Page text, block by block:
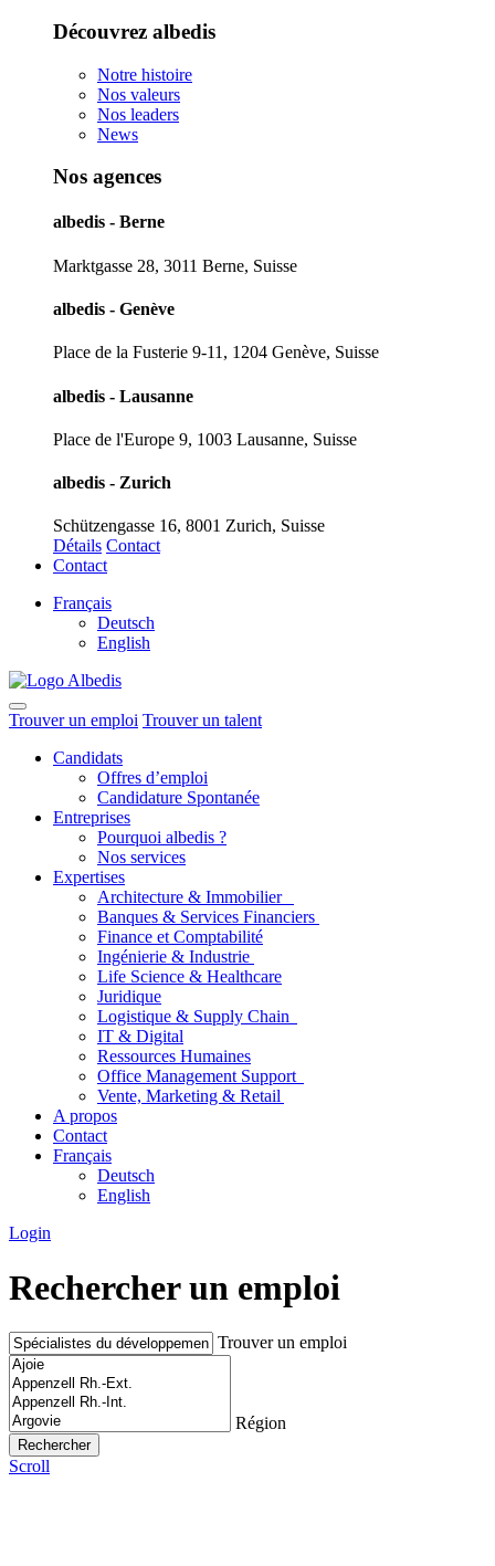
Découvrez albedis
Notre histoire
Nos valeurs
Nos leaders
News
Nos agences
albedis - Berne
Marktgasse 28, 3011 Berne, Suisse
albedis - Genève
Place de la Fusterie 9-11, 1204 Genève, Suisse
albedis - Lausanne
Place de l'Europe 9, 1003 Lausanne, Suisse
albedis - Zurich
Schützengasse 16, 8001 Zurich, Suisse
Détails Contact
Contact
Français
Deutsch
English
Trouver un emploi Trouver un talent
Candidats
Offres d’emploi
Candidature Spontanée
Entreprises
Pourquoi albedis ?
Nos services
Expertises
Architecture & Immobilier
Banques & Services Financiers
Finance et Comptabilité
Ingénierie & Industrie
Life Science & Healthcare
Juridique
Logistique & Supply Chain
IT & Digital
Ressources Humaines
Office Management Support
Vente, Marketing & Retail
A propos
Contact
Français
Deutsch
English
Login
Rechercher un emploi
Trouver un emploi
Région
Scroll